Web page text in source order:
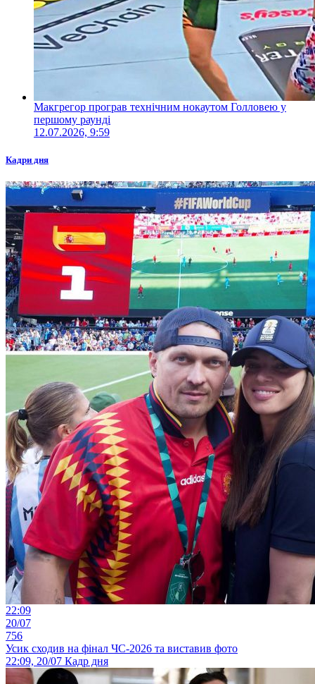
Макгрегор програв технічним нокаутом Голловею у
першому раунді
12.07.2026, 9:59
Кадри дня
22:09
20/07
756
Усик сходив на фінал ЧС-2026 та виставив фото
22:09, 20/07 Кадр дня